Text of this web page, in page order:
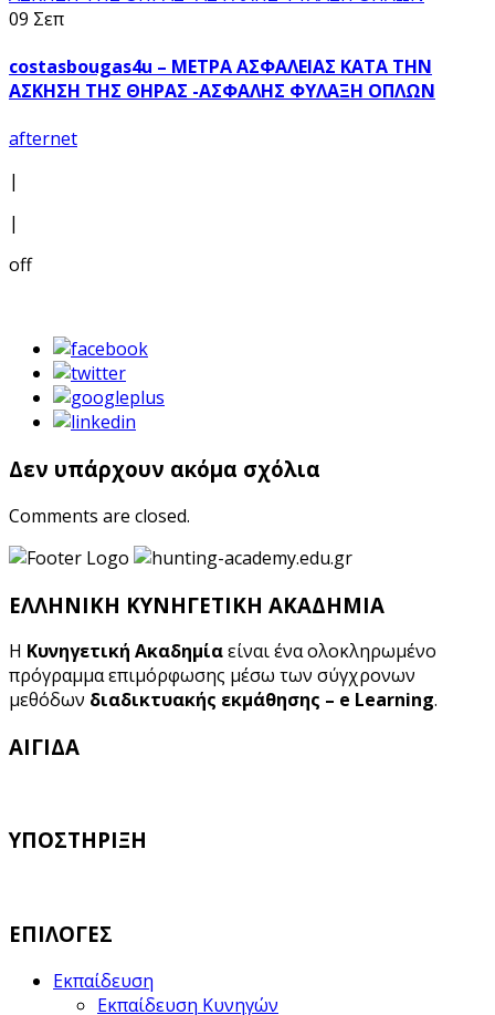
09 Σεπ
costasbougas4u – ΜΕΤΡΑ ΑΣΦΑΛΕΙΑΣ ΚΑΤΑ ΤΗΝ
ΑΣΚΗΣΗ ΤΗΣ ΘΗΡΑΣ -ΑΣΦΑΛΗΣ ΦΥΛΑΞΗ ΟΠΛΩΝ
afternet
|
|
off
Δεν υπάρχουν ακόμα σχόλια
Comments are closed.
ΕΛΛΗΝΙΚΗ ΚΥΝΗΓΕΤΙΚΗ ΑΚΑΔΗΜΙΑ
Η Κυνηγετική Ακαδημίαείναι ένα ολοκληρωμένο
πρόγραμμα επιμόρφωσης μέσω των σύγχρονων
μεθόδων διαδικτυακής εκμάθησης – e Learning.
ΑΙΓΙΔΑ
ΥΠΟΣΤΗΡΙΞΗ
ΕΠΙΛΟΓΕΣ
Εκπαίδευση
Εκπαίδευση Κυνηγών